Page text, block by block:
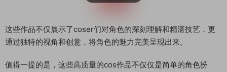
这些作品不仅展示了coser们对角色的深刻理解和精湛技艺，更
通过独特的视角和创意，将角色的魅力完美呈现出来。
值得一提的是，这些高质量的cos作品不仅仅是简单的角色扮